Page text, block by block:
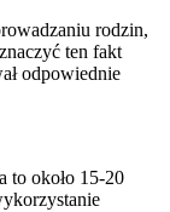
rodzin,
ten fakt
odpowiednie
to około 15-20